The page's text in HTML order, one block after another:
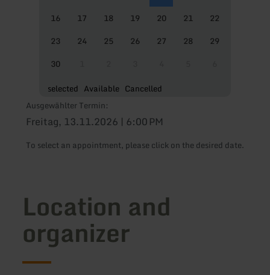
16
17 18 19 20 21
22
23
24 25 26 27 28
29
30
selected Available Cancelled
Ausgewählter Termin:
Freitag, 13.11.2026 | 6:00 PM
To select an appointment, please click on the desired date.
Location and
organizer